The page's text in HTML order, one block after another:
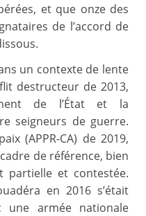
et que onze des
de l’accord de
un contexte de lente
destructeur de 2013,
de l’État et la
seigneurs de guerre.
(APPR-CA) de 2019,
de référence, bien
et contestée.
en 2016 s’était
une armée nationale